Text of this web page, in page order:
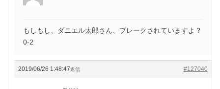
もしもし、ダニエル太郎さん、ブレークされていますよ？
0-2
2019/06/26 1:48:47 #127040
返信